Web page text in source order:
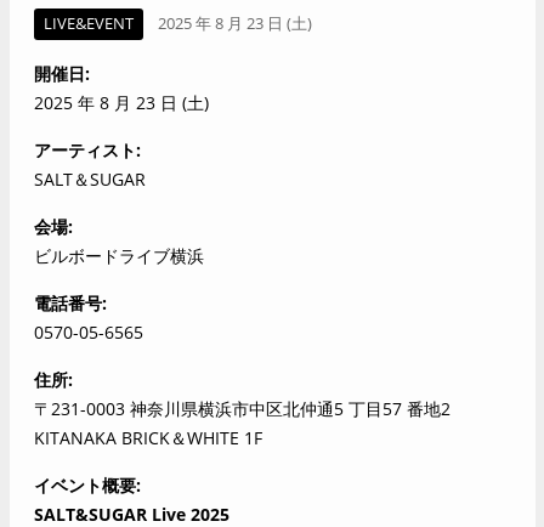
LIVE&EVENT 2025 年 8 月 23 日 (土)
開催日
2025 年 8 月 23 日 (土)
アーティスト
SALT＆SUGAR
会場
ビルボードライブ横浜
電話番号
0570-05-6565
住所
〒231-0003 神奈川県横浜市中区北仲通5 丁目57 番地2
KITANAKA BRICK＆WHITE 1F
イベント概要
SALT&SUGAR Live 2025